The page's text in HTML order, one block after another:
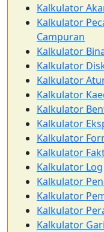
Kalkulator
Kalkulator
Campuran
Kalkulator
Kalkulator
Kalkulator
Kalkulator
Kalkulator
Kalkulator
Kalkulator
Kalkulator
Kalkulator Log
Kalkulator
Kalkulator
Kalkulator
Kalkulator